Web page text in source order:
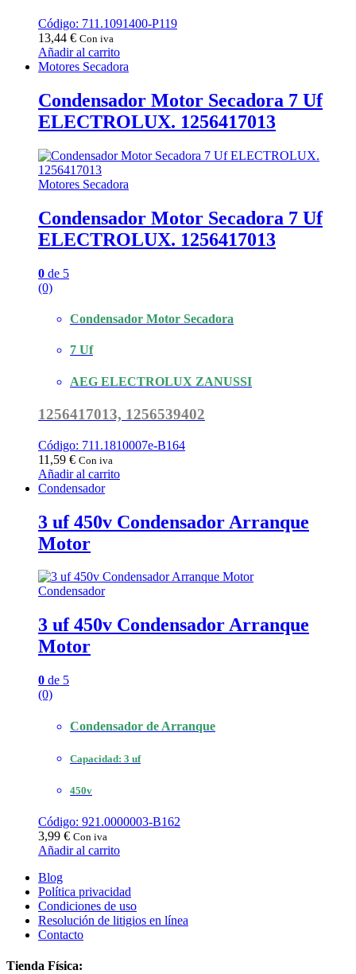
Código: 711.1091400-P119
13,44 € Con iva
Añadir al carrito
Motores Secadora
Condensador Motor Secadora 7 Uf
ELECTROLUX. 1256417013
Motores Secadora
Condensador Motor Secadora 7 Uf
ELECTROLUX. 1256417013
0 de 5
(0)
Condensador Motor Secadora
7 Uf
AEG ELECTROLUX ZANUSSI
1256417013, 1256539402
Código: 711.1810007e-B164
11,59 € Con iva
Añadir al carrito
Condensador
3 uf 450v Condensador Arranque
Motor
Condensador
3 uf 450v Condensador Arranque
Motor
0 de 5
(0)
Condensador de Arranque
Capacidad: 3 uf
450v
Código: 921.0000003-B162
3,99 € Con iva
Añadir al carrito
Blog
Política privacidad
Condiciones de uso
Resolución de litigios en línea
Contacto
Tienda Física: